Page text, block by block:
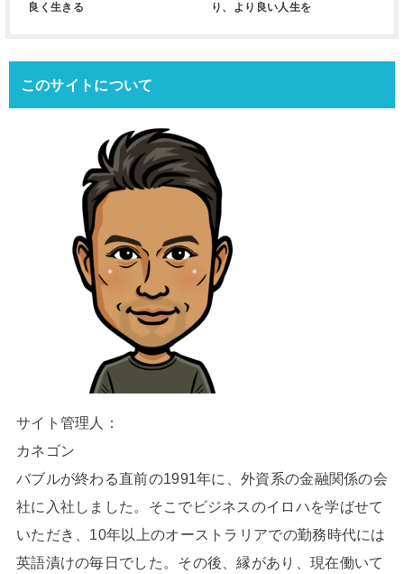
良く生きる
り、より良い人生を
このサイトについて
サイト管理人：
カネゴン
バブルが終わる直前の1991年に、外資系の金融関係の会
社に入社しました。そこでビジネスのイロハを学ばせて
いただき、10年以上のオーストラリアでの勤務時代には
英語漬けの毎日でした。その後、縁があり、現在働いて